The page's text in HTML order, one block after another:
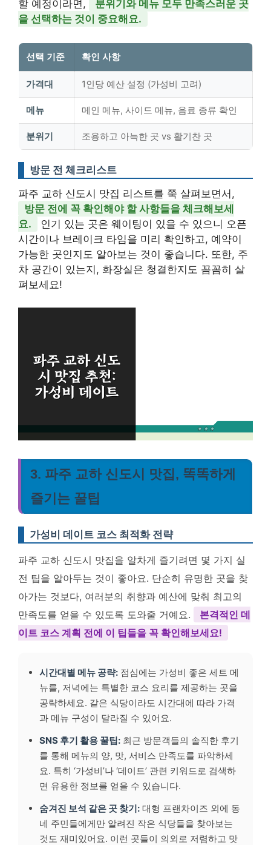
할 예정이라면,
분위기와 메뉴 모두 만족스러운 곳
을 선택하는 것이 중요해요.
선택 기준 확인 사항
가격대 1인당 예산 설정 (가성비 고려)
메뉴 메인 메뉴, 사이드 메뉴, 음료 종류 확인
분위기 조용하고 아늑한 곳 vs 활기찬 곳
방문 전 체크리스트
파주 교하 신도시 맛집 리스트를 쭉 살펴보면서,
방문 전에 꼭 확인해야 할 사항들을 체크해보세
요.
인기 있는 곳은 웨이팅이 있을 수 있으니 오픈
시간이나 브레이크 타임을 미리 확인하고, 예약이
가능한 곳인지도 알아보는 것이 좋습니다. 또한, 주
차 공간이 있는지, 화장실은 청결한지도 꼼꼼히 살
펴보세요!
3. 파주 교하 신도시 맛집, 똑똑하게
즐기는 꿀팁
가성비 데이트 코스 최적화 전략
파주 교하 신도시 맛집을 알차게 즐기려면 몇 가지 실
전 팁을 알아두는 것이 좋아요. 단순히 유명한 곳을 찾
아가는 것보다, 여러분의 취향과 예산에 맞춰 최고의
만족도를 얻을 수 있도록 도와줄 거예요.
본격적인 데
이트 코스 계획 전에 이 팁들을 꼭 확인해보세요!
시간대별 메뉴 공략: 점심에는 가성비 좋은 세트 메
뉴를, 저녁에는 특별한 코스 요리를 제공하는 곳을
공략하세요. 같은 식당이라도 시간대에 따라 가격
과 메뉴 구성이 달라질 수 있어요.
SNS 후기 활용 꿀팁: 최근 방문객들의 솔직한 후기
를 통해 메뉴의 양, 맛, 서비스 만족도를 파악하세
요. 특히 ‘가성비’나 ‘데이트’ 관련 키워드로 검색하
면 유용한 정보를 얻을 수 있습니다.
숨겨진 보석 같은 곳 찾기: 대형 프랜차이즈 외에 동
네 주민들에게만 알려진 작은 식당들을 찾아보는
것도 재미있어요. 이런 곳들이 의외로 저렴하고 맛